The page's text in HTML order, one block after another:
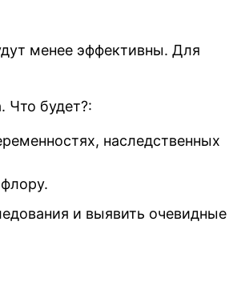
менее эффективны. Для
Что будет?:
наследственных
и выявить очевидные